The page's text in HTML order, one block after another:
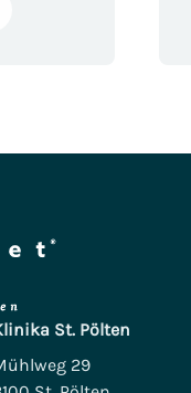
St. Pölten
29